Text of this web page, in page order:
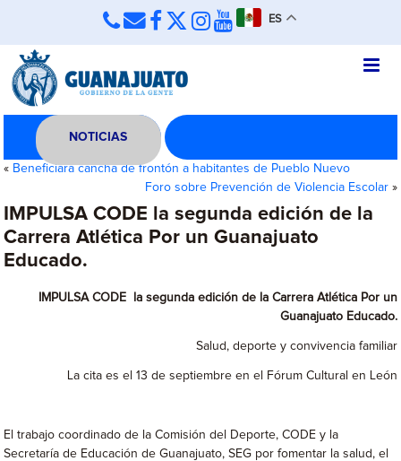
ES
NOTICIAS
« Beneficiará cancha de frontón a habitantes de Pueblo Nuevo
Foro sobre Prevención de Violencia Escolar»
IMPULSA CODE la segunda edición de la
Carrera Atlética Por un Guanajuato
Educado.
IMPULSA CODE la segunda edición de la Carrera Atlética Por un
Guanajuato Educado.
Salud, deporte y convivencia familiar
La cita es el 13 de septiembre en el Fórum Cultural en León
El trabajo coordinado de la Comisión del Deporte, CODE y la
Secretaría de Educación de Guanajuato, SEG por fomentar la salud, el